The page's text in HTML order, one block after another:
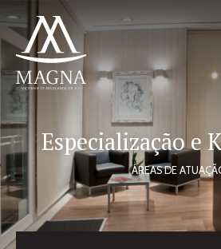
Especialização e
ÁREAS DE